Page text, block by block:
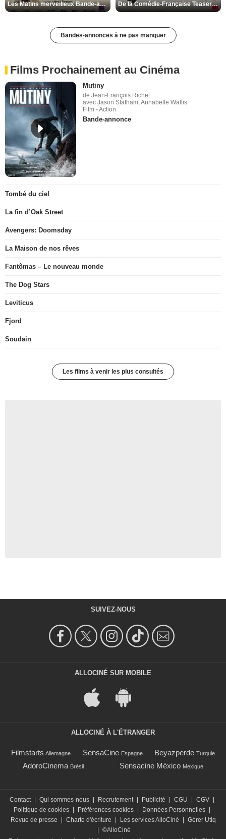
Les Matins merveilleux Bande-annonce VF De la Comédie-Française Teaser VF
Bandes-annonces à ne pas manquer
Films Prochainement au Cinéma
Mutiny
de Jean-François Richet
avec Jason Statham, Annabelle Wallis
Film - Action
Bande-annonce
Tombé du ciel
La fin d’Oak Street
Avengers: Doomsday
La Maison de nos rêves
Fantômas – Le nouveau monde
The Dog Stars
Leviticus
Fjord
Soudain
Les films à venir les plus consultés
SUIVEZ-NOUS
ALLOCINÉ SUR MOBILE
ALLOCINÉ À L'ÉTRANGER
Filmstarts Allemagne SensaCine Espagne Beyazperde Turquie
AdoroCinema Brésil Sensacine México Mexique
Contact | Qui sommes-nous | Recrutement | Publicité | CGU | CGV |
Politique de cookies | Préférences cookies | Données Personnelles |
Revue de presse
| Charte d'écriture | Les services AlloCiné | Gérer Utiq
| ©AlloCiné